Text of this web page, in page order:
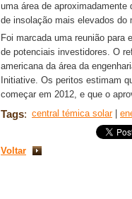
uma área de
de insolação mais elevados do
Foi marcada uma reunião para
de potenciais investidores. O
americana da área da
Initiative. Os peritos estimam
começar em 2012, e que o
Tags: central témica solar
Voltar